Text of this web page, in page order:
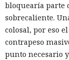
bloquearía parte
sobrecaliente.
colosal, por eso
contrapeso
punto necesario